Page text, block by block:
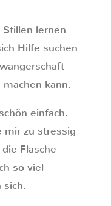
lernen
Hilfe suchen
kann.
einfach.
mir zu stressig
Flasche
so viel
sich.